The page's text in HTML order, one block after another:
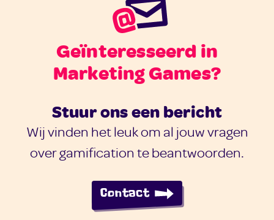
Geïnteresseerd in
Marketing Games?
Stuur ons een bericht
Wij vinden het leuk om al jouw vragen
over gamification te beantwoorden.
Contact